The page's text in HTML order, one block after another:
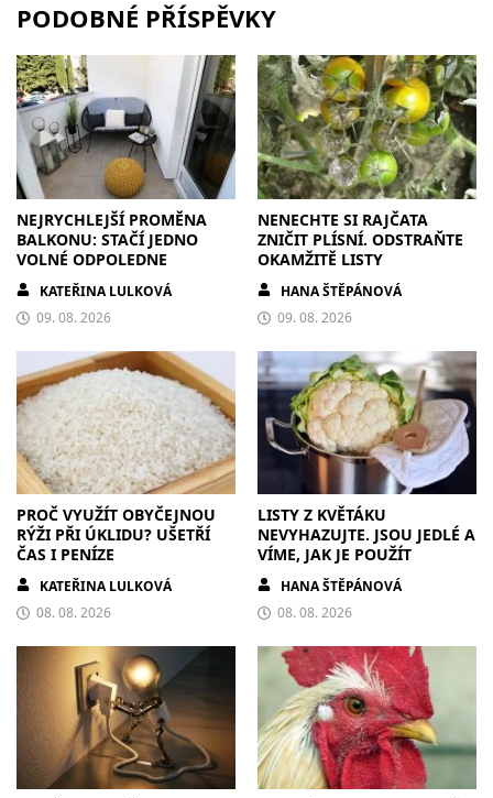
PODOBNÉ PŘÍSPĚVKY
NEJRYCHLEJŠÍ PROMĚNA
BALKONU: STAČÍ JEDNO
VOLNÉ ODPOLEDNE
KATEŘINA LULKOVÁ
09. 08. 2026
NENECHTE SI RAJČATA
ZNIČIT PLÍSNÍ. ODSTRAŇTE
OKAMŽITĚ LISTY
HANA ŠTĚPÁNOVÁ
09. 08. 2026
PROČ VYUŽÍT OBYČEJNOU
RÝŽI PŘI ÚKLIDU? UŠETŘÍ
ČAS I PENÍZE
KATEŘINA LULKOVÁ
08. 08. 2026
LISTY Z KVĚTÁKU
NEVYHAZUJTE. JSOU JEDLÉ A
VÍME, JAK JE POUŽÍT
HANA ŠTĚPÁNOVÁ
08. 08. 2026